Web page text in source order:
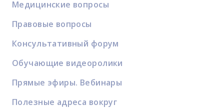
Медицинские вопросы
Правовые вопросы
Консультативный форум
Обучающие видеоролики
Прямые эфиры. Вебинары
Полезные адреса вокруг